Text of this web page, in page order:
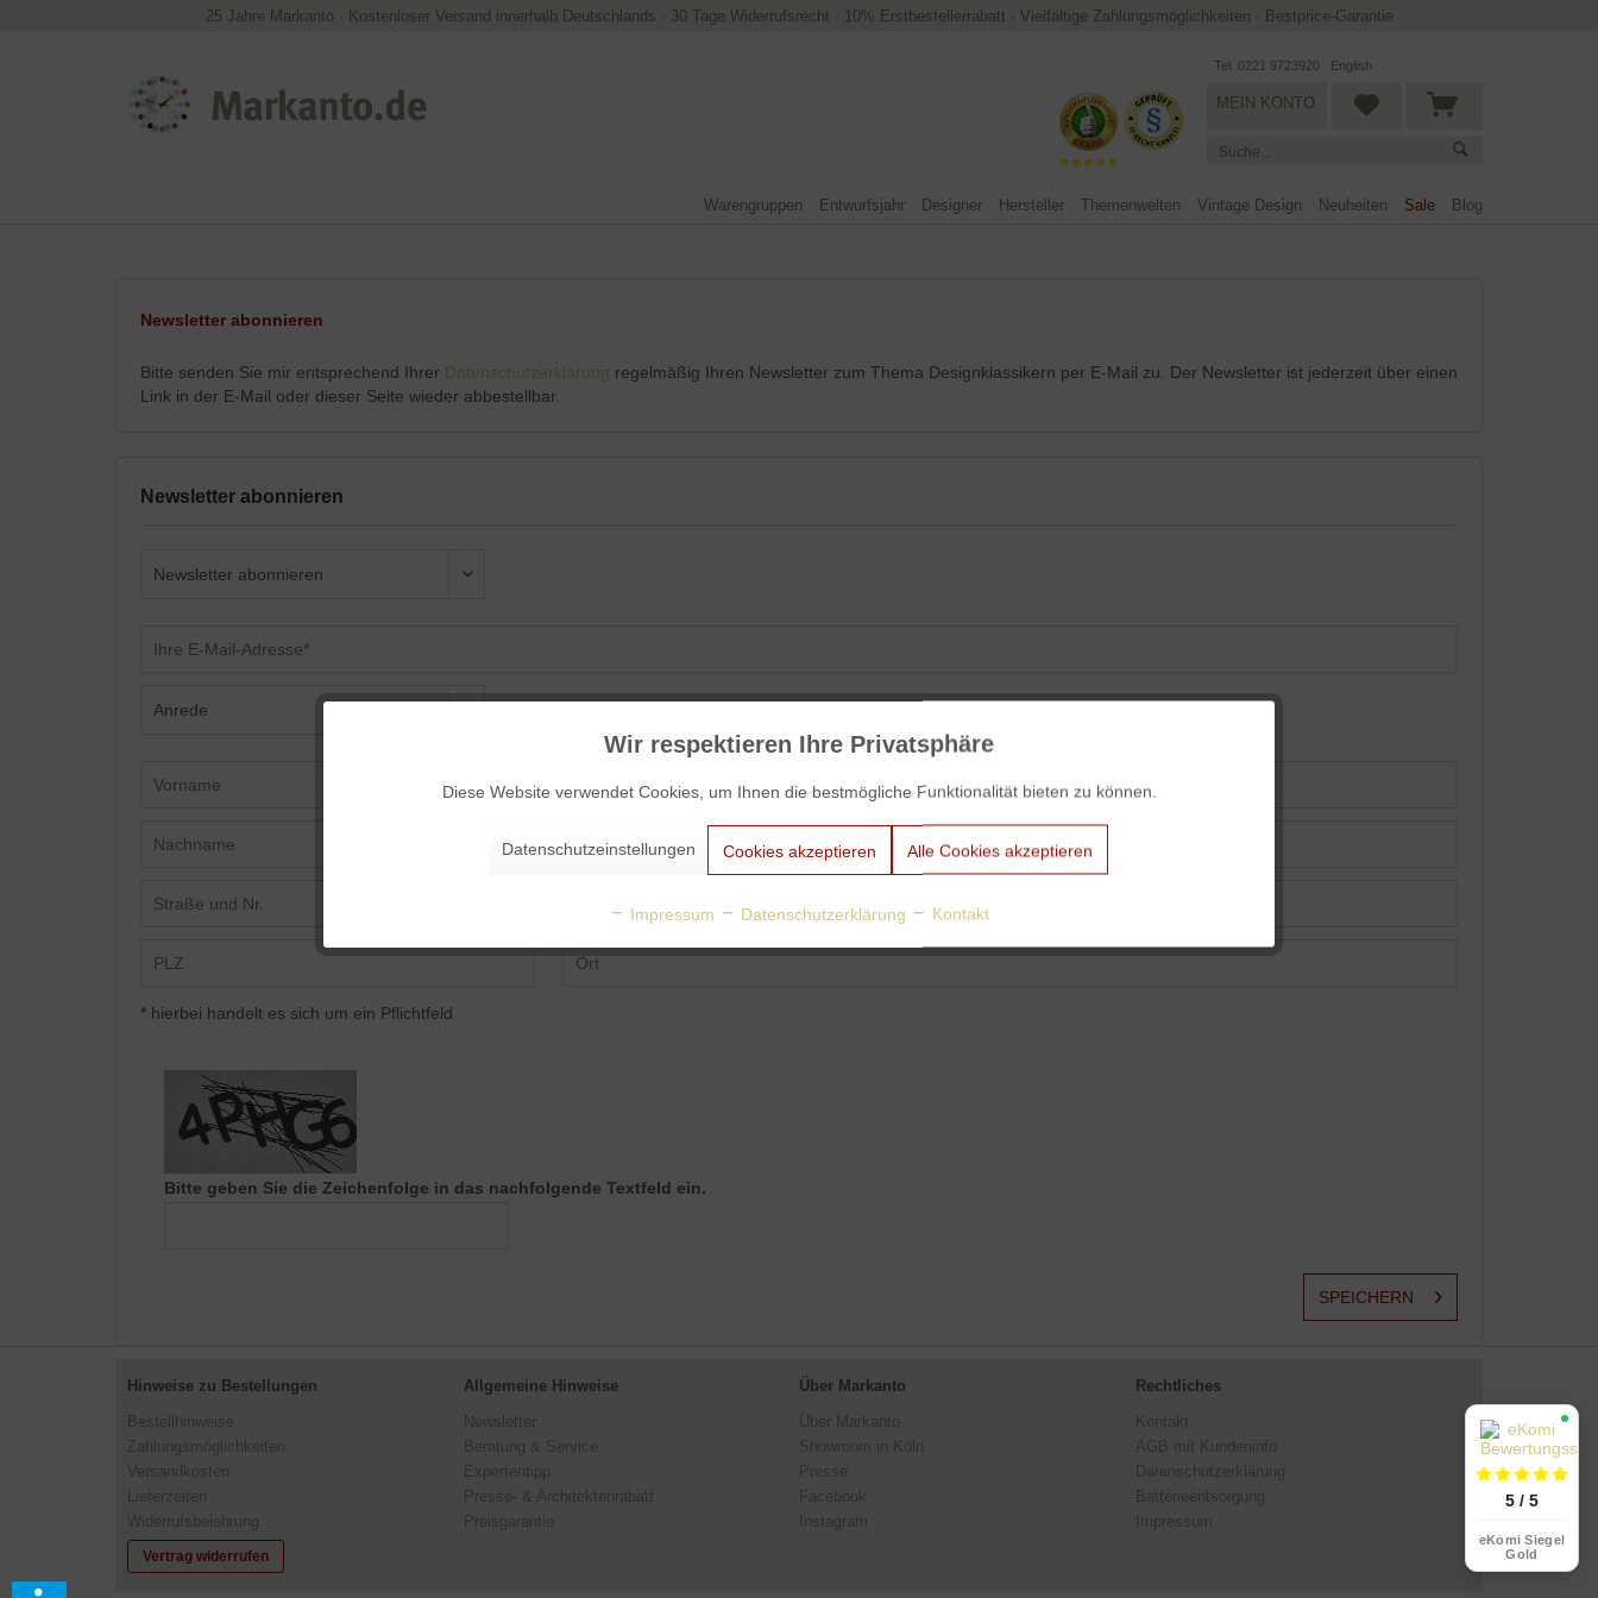
25 Jahre Markanto · Kostenloser Versand innerhalb Deutschlands · 30 Tage Widerrufsrecht · 10% Erstbestellerrabatt · Vielfältige Zahlungsmöglichkeiten · Bestprice-Garantie
Tel. 0221 9723920 English
MEIN KONTO
Warengruppen Entwurfsjahr Designer Hersteller Themenwelten Vintage Design Neuheiten Sale Blog
Newsletter abonnieren
Bitte senden Sie mir entsprechend Ihrer Datenschutzerklärung regelmäßig Ihren Newsletter zum Thema Designklassikern per E-Mail zu. Der Newsletter ist jederzeit über einen
Link in der E-Mail oder dieser Seite wieder abbestellbar.
Newsletter abonnieren
* hierbei handelt es sich um ein Pflichtfeld
Bitte geben Sie die Zeichenfolge in das nachfolgende Textfeld ein.
SPEICHERN
Hinweise zu Bestellungen
Bestellhinweise
Zahlungsmöglichkeiten
Versandkosten
Lieferzeiten
Widerrufsbelehrung
Vertrag widerrufen
Allgemeine Hinweise
Newsletter
Beratung & Service
Expertentipp
Presse- & Architektenrabatt
Preisgarantie
Über Markanto
Über Markanto
Showroom in Köln
Presse
Facebook
Instagram
Rechtliches
Kontakt
AGB mit Kundeninfo
Datenschutzerklärung
Batterieentsorgung
Impressum
5 / 5
eKomi Siegel
Gold
Wir respektieren Ihre Privatsphäre
Diese Website verwendet Cookies, um Ihnen die bestmögliche Funktionalität bieten zu können.
Datenschutzeinstellungen Cookies akzeptieren Alle Cookies akzeptieren
Impressum Datenschutzerklärung Kontakt